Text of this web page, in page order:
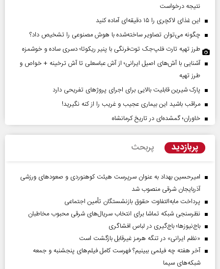
نتیجه درخواست
این غذای لاکچری را ۱۵ دقیقه‌ای آماده کنید
چگونه می‌توان تصاویر ساخته‌شده با هوش مصنوعی را تشخیص داد؟
طرز تهیه تارت فلپ‌جک توت‌فرنگی با پنیر ریکوتا؛ دسری ساده و خوشمزه
آشنایی با آش‌های اصیل ایرانی؛ از آش عباسعلی تا آش ترخینه + خواص و
طرز تهیه
پارک شیرین قابلیت‌ بالایی برای اجرای پروژهای تفریحی دارد
مراقب باشید این بیماری عجیب و غریب را از کنه نگیرید!
خاوران؛ گمشده‌ای در تاریخ کرمانشاه
پربازدید پربحث
امیرحسین بهداد به عنوان سرپرست هیئت کوهنوردی و صعودهای ورزشی
آذربایجان شرقی منصوب شد
پرداخت مابه‌التفاوت حقوق بازنشستگان تأمین اجتماعی
نظرسنجی شبکه تماشا برای انتخاب سریال‌های شرقی محبوب مخاطبان
باج‌نیوزها؛ باج‌گیری در لباس افشاگری
«نظم ایرانی» در تنگه هرمز غیرقابل بازگشت است
آخر هفته چه فیلمی ببینیم؟ فهرست کامل فیلم‌های پنجشنبه و جمعه
شبکه‌های سیما